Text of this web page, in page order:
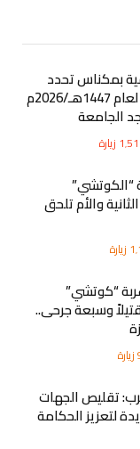
بمكناس تحدد
موعد صلاة عيد الأضحى لعام 1447هـ/2026م
الجامعة
زيارة
“الكوتشي”
والأم تلحق
زيارة
“كوتشي”
وسبعة جرحى..
زيارة
تقليص الجهات
لتعزيز الحكامة